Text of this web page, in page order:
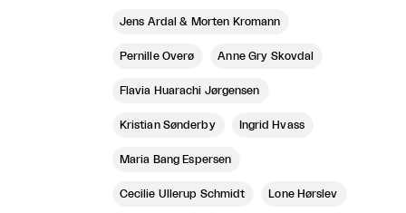
Jens Ardal & Morten Kromann
Pernille Overø Anne Gry Skovdal
Flavia Huarachi Jørgensen
Kristian Sønderby Ingrid Hvass
Maria Bang Espersen
Cecilie Ullerup Schmidt Lone Hørslev